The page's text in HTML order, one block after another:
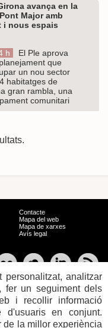
avança en la
Major amb
i nous espais
h
El Ple aprova
que
un nou sector
habitatges de
gran rambla, una
comunitari
TAB per navegar.
Contacte
Mapa del web
Mapa de xarxes
Avís legal
personalitzat, analitzar
fer un seguiment dels
i recollir informació
d'usuaris en conjunt.
de la millor experiència